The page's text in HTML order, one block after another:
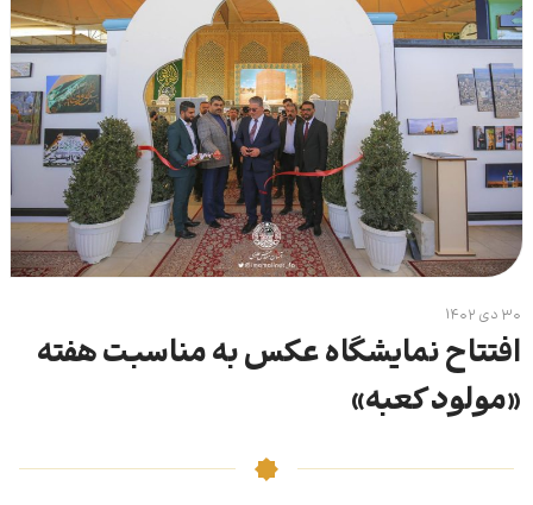
۳۰ دی ۱۴۰۲
افتتاح نمایشگاه عکس به مناسبت هفته
«مولود کعبه»